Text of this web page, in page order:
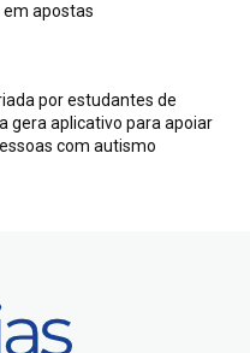
apostas
por estudantes de
gera aplicativo para apoiar
com autismo